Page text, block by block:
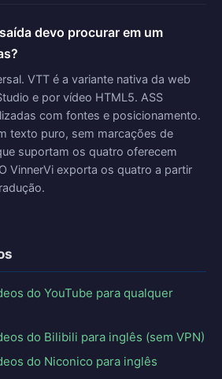
devo procurar em um
VTT é a variante nativa da web
e por vídeo HTML5. ASS
com fontes e posicionamento.
texto puro, sem marcações de
suportam os quatro oferecem
VinnerVi exporta os quatro a partir
do YouTube para qualquer
do Bilibili para inglês (sem VPN)
do Niconico para inglês